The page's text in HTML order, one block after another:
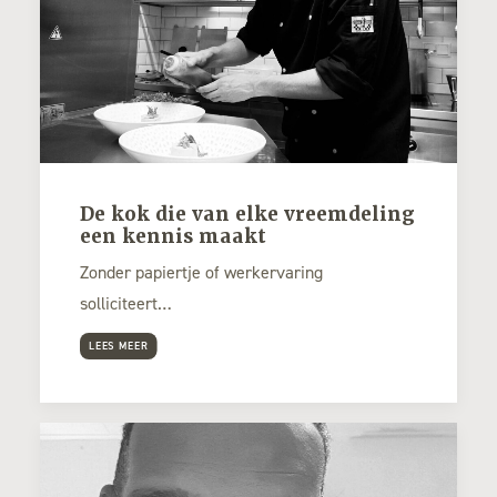
De kok die van elke vreemdeling
een kennis maakt
Zonder papiertje of werkervaring
solliciteert…
LEES MEER